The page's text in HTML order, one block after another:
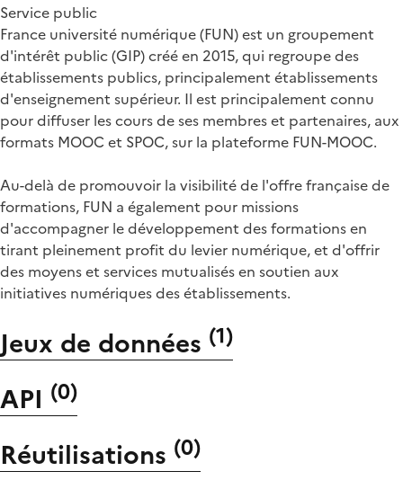
Service public
France université numérique (FUN) est un groupement
d'intérêt public (GIP) créé en 2015, qui regroupe des
établissements publics, principalement établissements
d'enseignement supérieur. Il est principalement connu
pour diffuser les cours de ses membres et partenaires, aux
formats MOOC et SPOC, sur la plateforme FUN-MOOC.
Au-delà de promouvoir la visibilité de l'offre française de
formations, FUN a également pour missions
d'accompagner le développement des formations en
tirant pleinement profit du levier numérique, et d'offrir
des moyens et services mutualisés en soutien aux
initiatives numériques des établissements.
Jeux de données (1)
API (0)
Réutilisations (0)